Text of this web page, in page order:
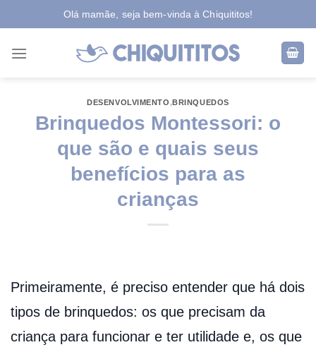
to
Olá mamãe, seja bem-vinda à Chiquititos!
DESENVOLVIMENTO ,BRINQUEDOS
Brinquedos Montessori: o
que são e quais seus
benefícios para as
crianças
Primeiramente, é preciso entender que há dois
tipos de brinquedos: os que precisam da
criança para funcionar e ter utilidade e, os que